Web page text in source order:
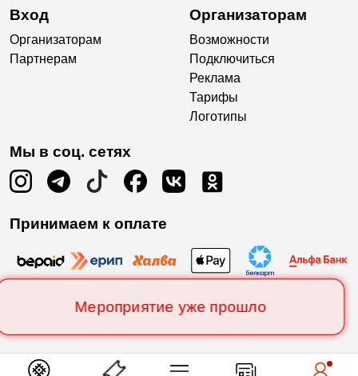
Мероприятие уже прошло
Вход
Организаторам
Партнерам
Организаторам
Возможности
Подключиться
Реклама
Тарифы
Логотипы
Мы в соц. сетях
Принимаем к оплате